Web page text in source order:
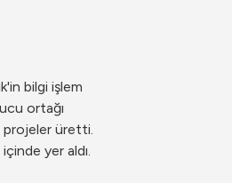
bilgi işlem
ortağı
projeler üretti.
yer aldı.